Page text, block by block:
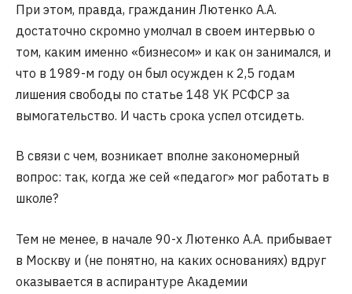
При этом, правда, гражданин Лютенко А.А.
достаточно скромно умолчал в своем интервью о
том, каким именно «бизнесом» и как он занимался, и
что в 1989-м году он был осужден к 2,5 годам
лишения свободы по статье 148 УК РСФСР за
вымогательство. И часть срока успел отсидеть.
В связи с чем, возникает вполне закономерный
вопрос: так, когда же сей «педагог» мог работать в
школе?
Тем не менее, в начале 90-х Лютенко А.А. прибывает
в Москву и (не понятно, на каких основаниях) вдруг
оказывается в аспирантуре Академии